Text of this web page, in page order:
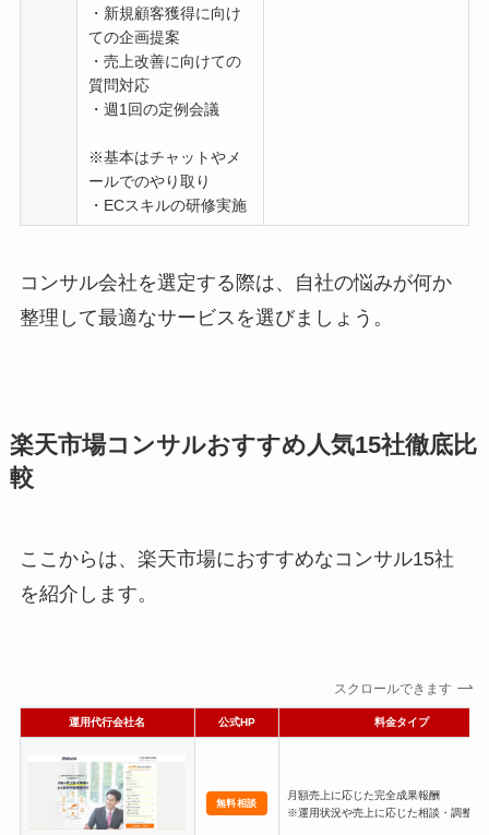
・新規顧客獲得に向け
ての企画提案
・売上改善に向けての
質問対応
・週1回の定例会議
※基本はチャットやメ
ールでのやり取り
・ECスキルの研修実施
コンサル会社を選定する際は、自社の悩みが何か
整理して最適なサービスを選びましょう。
楽天市場コンサルおすすめ人気15社徹底比
較
ここからは、楽天市場におすすめなコンサル15社
を紹介します。
スクロールできます
運用代行会社名 公式HP 料金タイプ
無料相談
月額売上に応じた完全成果報酬
※運用状況や売上に応じた相談・調整が